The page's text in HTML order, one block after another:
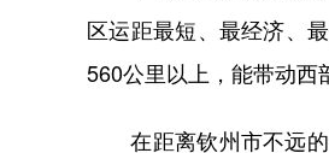
区运距最短、最经济、
560公里以上，能带动西
在距离钦州市不远的